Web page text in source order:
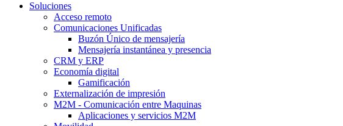
Soluciones
Acceso remoto
Comunicaciones Unificadas
Buzón Único de mensajería
Mensajería instantánea y presencia
CRM y ERP
Economía digital
Gamificación
Externalización de impresión
M2M - Comunicación entre Maquinas
Aplicaciones y servicios M2M